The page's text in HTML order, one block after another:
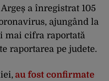
a înregistrat 105
ajungând la
mai cifra raportată
raportarea pe judete.
au fost confirmate